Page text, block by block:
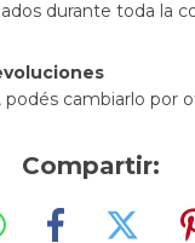
durante toda la
podés cambiarlo por
Compartir: